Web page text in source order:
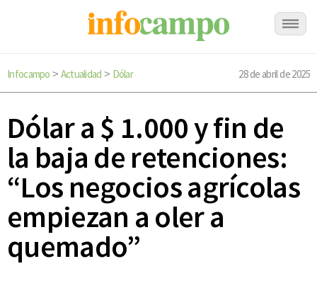
Infocampo > Actualidad > Dólar 28 de abril de 2025
Dólar a $ 1.000 y fin de
la baja de retenciones:
“Los negocios agrícolas
empiezan a oler a
quemado”